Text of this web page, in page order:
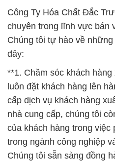
Công Ty Hóa Chất Đắc
chuyên trong lĩnh vực bán
Chúng tôi tự hào về
đây:
**1. Chăm sóc khách
luôn đặt khách hàng lên
cấp dịch vụ khách hàng
nhà cung cấp, chúng tôi
của khách hàng trong việc
trong ngành công nghiệp
Chúng tôi sẵn sàng đồng